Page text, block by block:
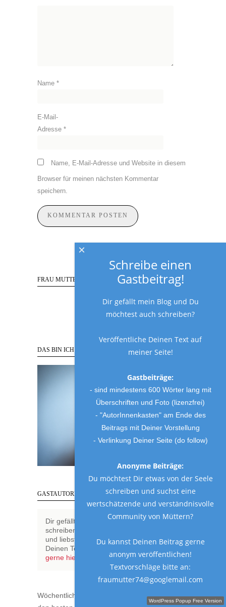
Name *
E-Mail-
Adresse *
Name, E-Mail-Adresse und Website in diesem
Browser für meinen nächsten Kommentar
speichern.
FRAU MUTTER FOLGEN
DAS BIN ICH
GASTAUTOREN WILLKOMMEN!
Dir gefällt es hier und Du möchtest
schreiben? Hast Du eine Meinung, Humor
und liebst Familienthemen? Veröffentliche
Deinen Text bei Frau Mutter!
gerne hier
Wöchentlicher Newsletter von Frau Mutter mit
Schreibe einen Gastbeitrag!
Schreibe einen
Gastbeitrag!
Dir gefällt mein Blog und Du
möchtest auch schreiben?
Veröffentliche Deinen Text auf
meiner Seite!
Gastbeiträge:
- sind mindestens 600 Wörter lang mit
Überschriften und Foto (lizenzfrei)
- "AutorInnenkasten" am Ende des
Beitrags mit Deiner Vorstellung
- Verlinkung Deiner Seite (do follow)
Anonyme Beiträge:
Du möchtest Dir etwas von der Seele
schreiben und suchst eine
wertschätzende und verständnisvolle
Community von Müttern?
Du kannst Deinen Beitrag gerne
anonym veröffentlichen!
Textvorschläge bitte an:
fraumutter74@googlemail.com
×
WordPress Popup Free Version